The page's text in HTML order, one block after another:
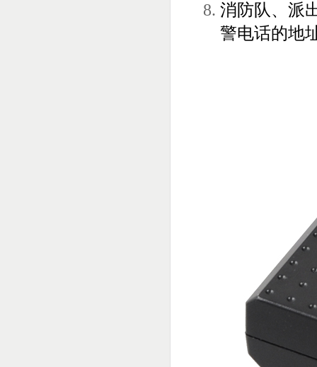
消防队、派
警电话的地